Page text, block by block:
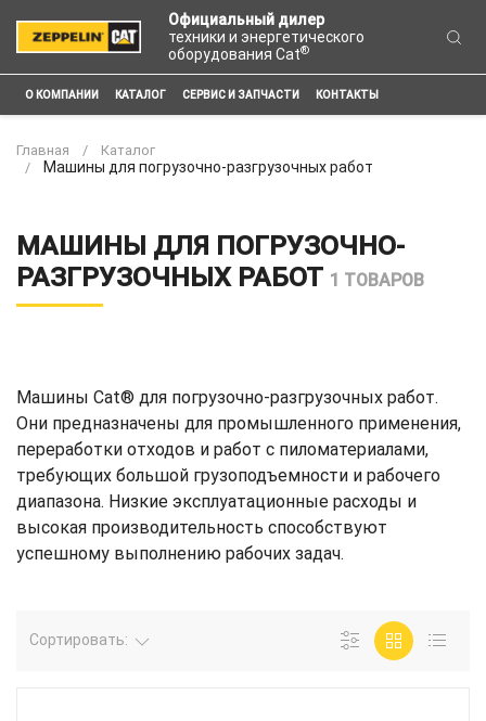
Официальный дилер
техники и энергетического
оборудования Cat®
О КОМПАНИИ КАТАЛОГ СЕРВИС И ЗАПЧАСТИ КОНТАКТЫ
Главная Каталог
Машины для погрузочно-разгрузочных работ
МАШИНЫ ДЛЯ ПОГРУЗОЧНО-
РАЗГРУЗОЧНЫХ РАБОТ 1 ТОВАРОВ
Машины Cat® для погрузочно-разгрузочных работ.
Они предназначены для промышленного применения,
переработки отходов и работ с пиломатериалами,
требующих большой грузоподъемности и рабочего
диапазона. Низкие эксплуатационные расходы и
высокая производительность способствуют
успешному выполнению рабочих задач.
Сортировать: